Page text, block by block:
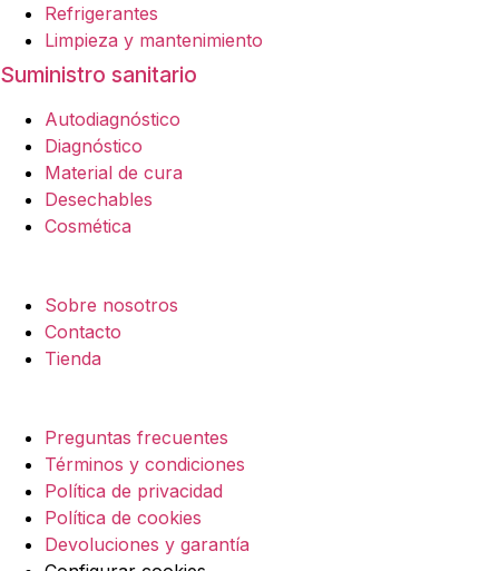
Refrigerantes
Limpieza y mantenimiento
Suministro sanitario
Autodiagnóstico
Diagnóstico
Material de cura
Desechables
Cosmética
Sobre nosotros
Contacto
Tienda
Preguntas frecuentes
Términos y condiciones
Política de privacidad
Política de cookies
Devoluciones y garantía